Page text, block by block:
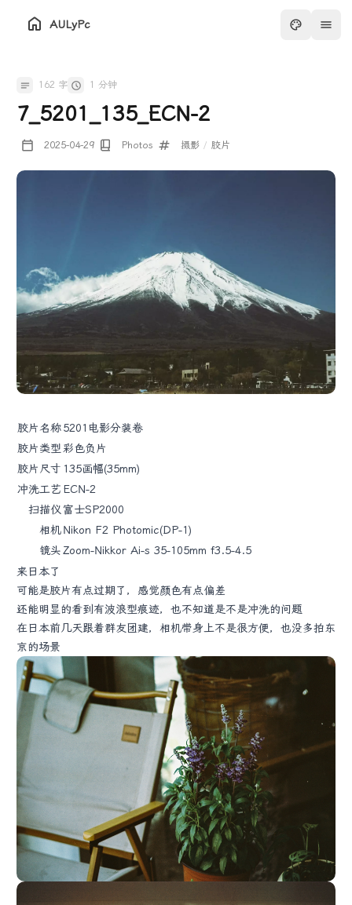
AULyPc
162 字 1 分钟
7_5201_135_ECN-2
2025-04-29 Photos 摄影 / 胶片
胶片名称5201电影分装卷
胶片类型彩色负片
胶片尺寸 135画幅(35mm)
冲洗工艺 ECN-2
扫描仪富士SP2000
相机Nikon F2 Photomic(DP-1)
镜头Zoom-Nikkor Ai-s 35-105mm f3.5-4.5
来日本了
可能是胶片有点过期了，感觉颜色有点偏差
还能明显的看到有波浪型痕迹，也不知道是不是冲洗的问题
在日本前几天跟着群友团建，相机带身上不是很方便，也没多拍东
京的场景